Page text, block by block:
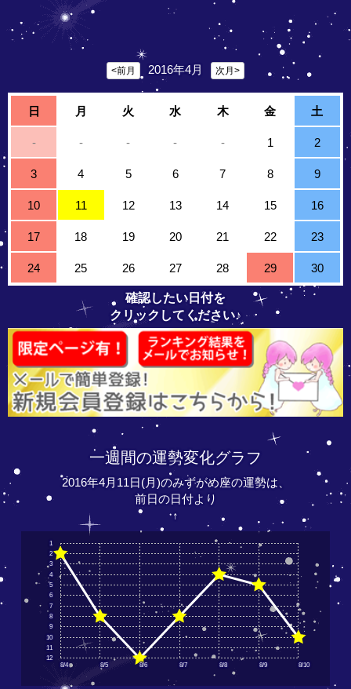
<前月 2016年4月 次月>
日 月 火 水 木 金 土
- - - - - 1 2
3 4 5 6 7 8 9
10 11 12 13 14 15 16
17 18 19 20 21 22 23
24 25 26 27 28 29 30
確認したい日付を
クリックしてください♪
一週間の運勢変化グラフ
2016年4月11日(月)のみずがめ座の運勢は、
前日の日付より
↑
8/4 8/5 8/6 8/7 8/8 8/9 8/10
12
11
10
9
8
7
6
5
4
3
2
1